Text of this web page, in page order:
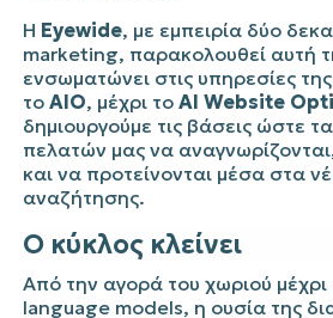
Η Eyewide, με εμπειρία δύο
marketing, παρακολουθεί αυτή
ενσωματώνει στις υπηρεσίες
το AIO, μέχρι το AI Website
δημιουργούμε τις βάσεις ώστε
πελατών μας να
και να προτείνονται μέσα στα
αναζήτησης.
Ο κύκλος κλείνει
Από την αγορά του χωριού
language models, η ουσία της